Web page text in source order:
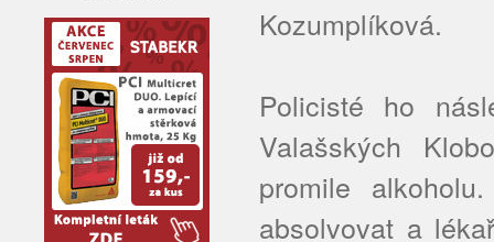
Kozumplíková.
Policisté ho
Valašských
promile
absolvovat a